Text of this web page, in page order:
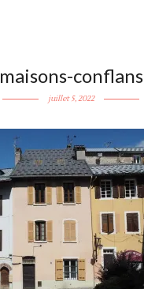
maisons-conflans
juillet 5, 2022